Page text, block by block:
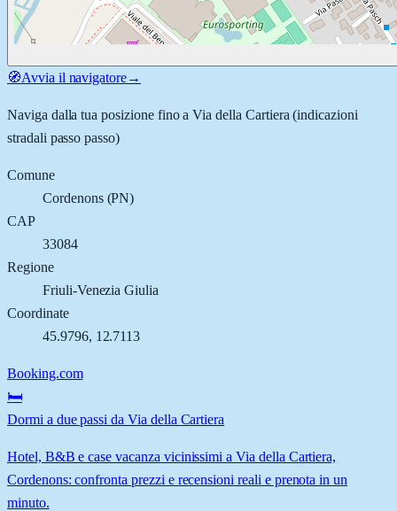
🧭Avvia il navigatore→
Naviga dalla tua posizione fino aVia della Cartiera (indicazioni
stradali passo passo)
Comune
Cordenons(PN)
CAP
33084
Regione
Friuli-Venezia Giulia
Coordinate
45.9796, 12.7113
Booking.com
🛏️
Dormi a due passi da Via della Cartiera
Hotel, B&B e case vacanza vicinissimi a Via della Cartiera,
Cordenons: confronta prezzi e recensioni reali e prenota in un
minuto.